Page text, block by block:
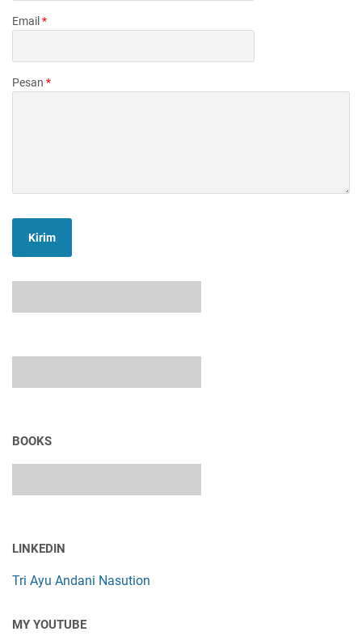
Email *
Pesan *
BOOKS
LINKEDIN
Tri Ayu Andani Nasution
MY YOUTUBE